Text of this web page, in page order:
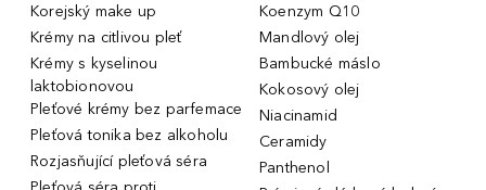
Korejský make up
Krémy na citlivou pleť
Krémy s kyselinou
laktobionovou
Pleťové krémy bez parfemace
Pleťová tonika bez alkoholu
Rozjasňující pleťová séra
Koenzym Q10
Mandlový olej
Bambucké máslo
Kokosový olej
Niacinamid
Ceramidy
Panthenol